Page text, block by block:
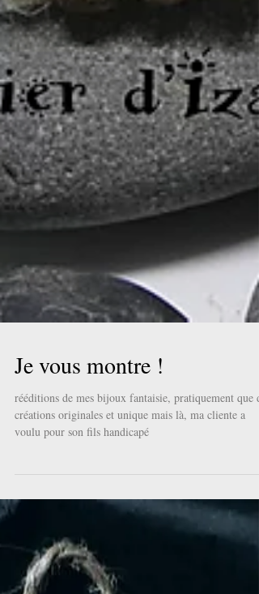
Je vous montre !
voulu pour son fils handicapé